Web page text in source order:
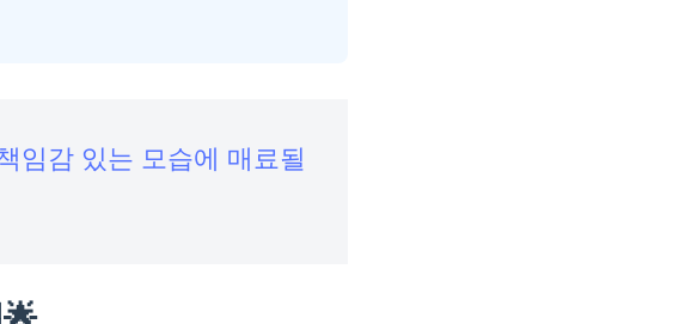
임감 있는 모습에 매료될